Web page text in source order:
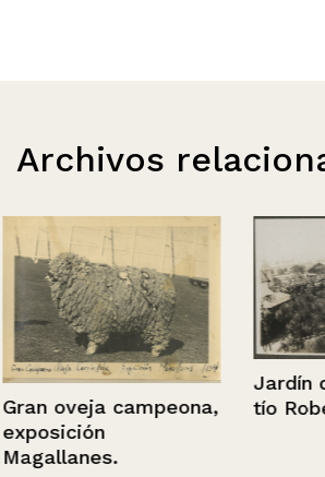
Archivos
Gran oveja campeona,
exposición
Magallanes.
Jardín
tío